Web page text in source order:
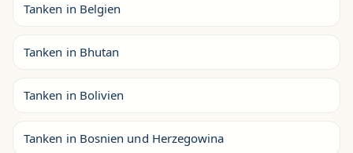
Tanken in Belgien
Tanken in Bhutan
Tanken in Bolivien
Tanken in Bosnien und Herzegowina